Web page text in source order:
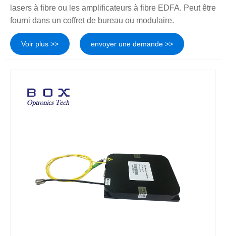
lasers à fibre ou les amplificateurs à fibre EDFA. Peut être
fourni dans un coffret de bureau ou modulaire.
Voir plus >> envoyer une demande >>